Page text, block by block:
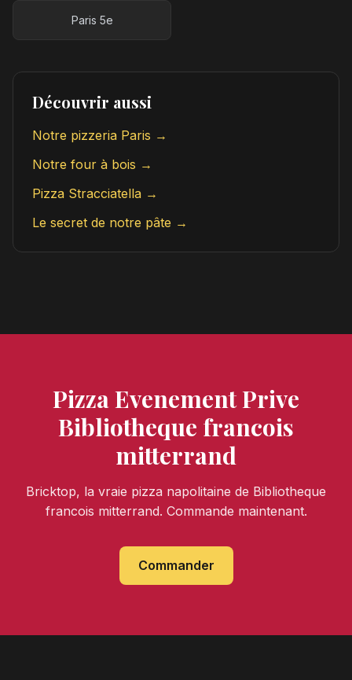
Paris 5e
Découvrir aussi
Notre pizzeria Paris →
Notre four à bois →
Pizza Stracciatella →
Le secret de notre pâte →
Pizza Evenement Prive
Bibliotheque francois
mitterrand
Bricktop, la vraie pizza napolitaine de Bibliotheque
francois mitterrand. Commande maintenant.
Commander